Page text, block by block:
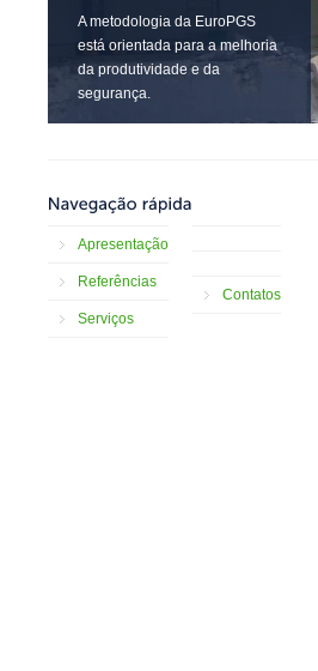
A metodologia da EuroPGS
está orientada para a melhoria
da produtividade e da
segurança.
Apresentação
Referências
Serviços
Contatos